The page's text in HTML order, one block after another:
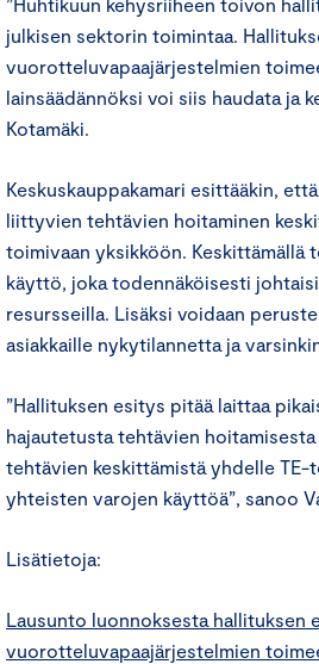
julkisen sektorin toimintaa.
vuorotteluvapaajärjestelmien
lainsäädännöksi voi siis haudata ja
Kotamäki.
Keskuskauppakamari esittääkin,
liittyvien tehtävien hoitaminen
toimivaan yksikköön.
käyttö, joka todennäköisesti
resursseilla. Lisäksi voidaan
asiakkaille nykytilannetta ja
”Hallituksen esitys pitää laittaa
hajautetusta tehtävien
tehtävien keskittämistä yhdelle
yhteisten varojen käyttöä”, sanoo
Lisätietoja:
Lausunto luonnoksesta
vuorotteluvapaajärjestelmien